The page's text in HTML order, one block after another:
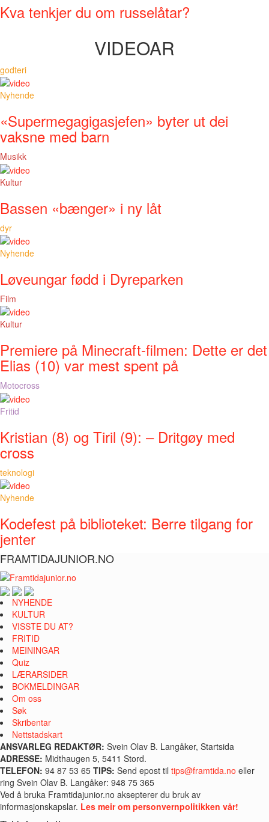
Kva tenkjer du om russelåtar?
VIDEOAR
godteri
Nyhende
«Supermegagigasjefen» byter ut dei
vaksne med barn
Musikk
Kultur
Bassen «bænger» i ny låt
dyr
Nyhende
Løveungar fødd i Dyreparken
Film
Kultur
Premiere på Minecraft-filmen: Dette er det
Elias (10) var mest spent på
Motocross
Fritid
Kristian (8) og Tiril (9): – Dritgøy med
cross
teknologi
Nyhende
Kodefest på biblioteket: Berre tilgang for
jenter
FRAMTIDAJUNIOR.NO
NYHENDE
KULTUR
VISSTE DU AT?
FRITID
MEININGAR
Quiz
LÆRARSIDER
BOKMELDINGAR
Om oss
Søk
Skribentar
Nettstadskart
ANSVARLEG REDAKTØR: Svein Olav B. Langåker, Startsida
ADRESSE: Midthaugen 5, 5411 Stord.
TELEFON: 94 87 53 65 TIPS: Send epost til tips@framtida.no eller
ring Svein Olav B. Langåker: 948 75 365
Ved å bruka Framtidajunior.no aksepterer du bruk av
informasjonskapslar. Les meir om personvernpolitikken vår!